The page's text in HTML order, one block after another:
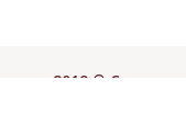
2019 © Самоваръ